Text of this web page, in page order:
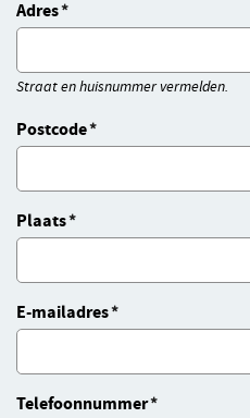
Adres
Straat en huisnummer vermelden.
Postcode
Plaats
E-mailadres
Telefoonnummer